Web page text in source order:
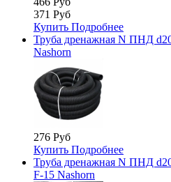
371 Руб
Купить Подробнее
Труба дренажная N ПНД
Nashorn
276 Руб
Купить Подробнее
Труба дренажная N ПНД
F-15 Nashorn